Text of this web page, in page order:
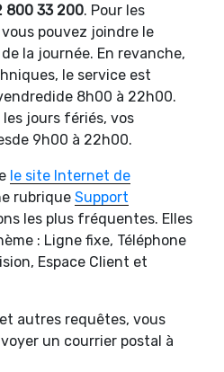
800 33 200. Pour les
pouvez joindre le
la journée. En revanche,
le service est
8h00 à 22h00.
jours fériés, vos
9h00 à 22h00.
le site Internet de
rubrique Support
les plus fréquentes. Elles
: Ligne fixe, Téléphone
Espace Client et
autres requêtes, vous
un courrier postal à